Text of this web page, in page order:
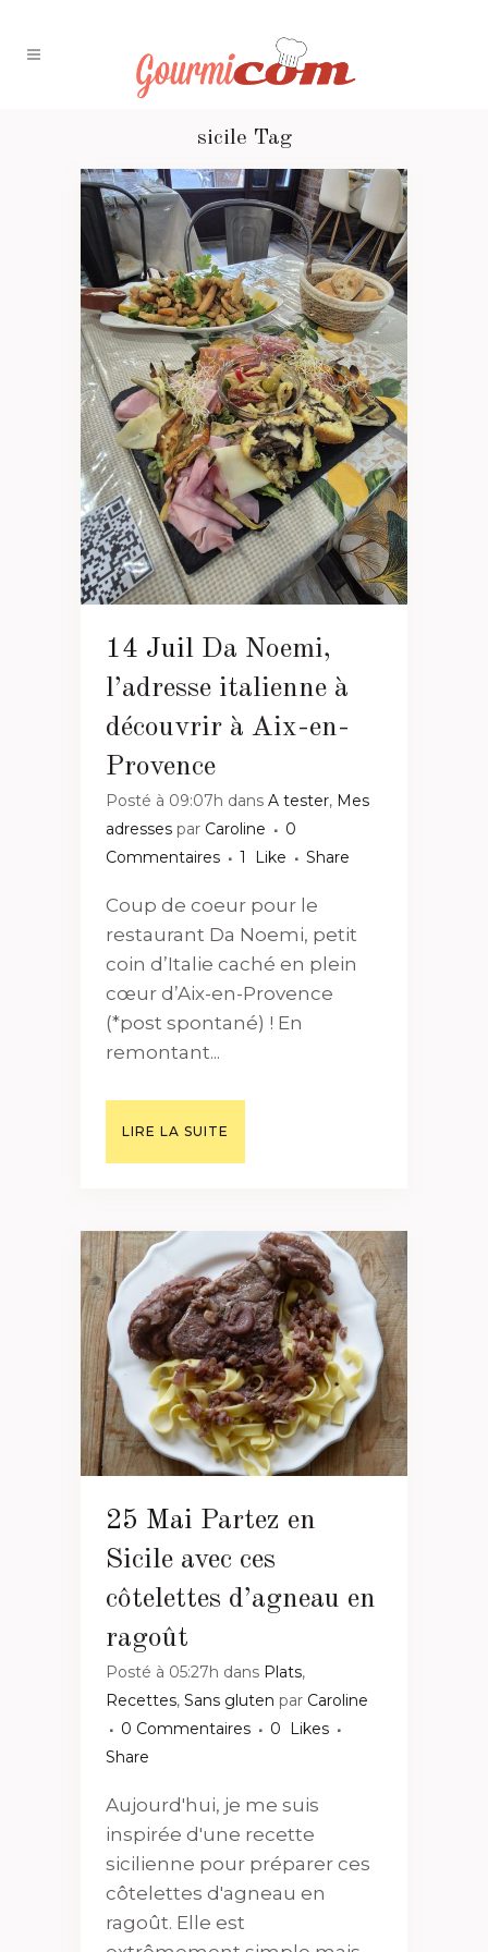
sicile Tag
14 Juil Da Noemi,
l’adresse italienne à
découvrir à Aix-en-
Provence
Posté à 09:07h dans A tester, Mes
adresses par Caroline
0
Commentaires
1 Like Share
Coup de coeur pour le
restaurant Da Noemi, petit
coin d’Italie caché en plein
cœur d’Aix-en-Provence
(*post spontané) ! En
remontant...
LIRE LA SUITE
25 Mai Partez en
Sicile avec ces
côtelettes d’agneau en
ragoût
Posté à 05:27h dans Plats,
Recettes, Sans gluten par Caroline
0 Commentaires
0
Likes
Share
Aujourd'hui, je me suis
inspirée d'une recette
sicilienne pour préparer ces
côtelettes d'agneau en
ragoût. Elle est